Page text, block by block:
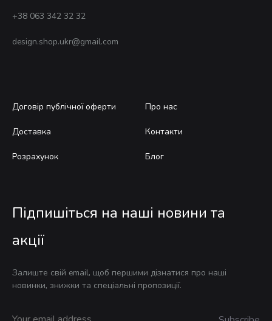
+38 063 342 32 32
design.shop.ukr@gmail.com
Договір публічної оферти
Доставка
Розрахунок
Про нас
Контакти
Блог
Підпишіться на наші новини та
акції
Залиште свій email, щоб першими дізнатися про наші
новинки, знижки та спеціальні пропозиції.